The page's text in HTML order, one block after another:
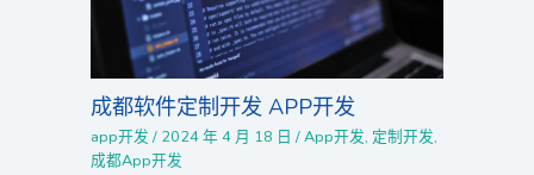
成都软件定制开发 APP开发
app开发 / 2024 年 4 月 18 日/App开发, 定制开发,
成都App开发